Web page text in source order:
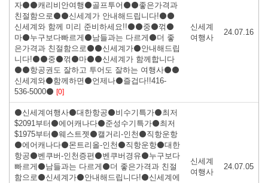
자⚫⚫캐리비안여행⚫골프투어⚫⚫좋은가격과
친절함으로⚫⚫신세계가 안내해드립니다!⚫⚫
신세계와 함께 미리 준비하세요!!⚫⚫중⚫꺾⚫
마⚫누구보다빠르게⚫남들과는 다르게⚫더 좋
은가격과 친절함으로⚫⚫신세계가⚫안내해드립
니다!⚫⚫중⚫꺾⚫마⚫⚫신세계가 함께합니다
⚫⚫항공권도 잘하고 투어도 잘하는 여행사⚫⚫
신세계와⚫함께하면⚫언제나⚫즐겁다!!416-
536-5000⚫ [0]
신세계
여행사
24.07.16
⚫신세계여행사⚫대한항공⚫비수기특가⚫최저
$2091부터⚫에어캐나다⚫준성수기특가⚫최저
$1975부터⚫웨스트젯⚫캘거리-인천⚫직항운항
⚫에어캐나다⚫몬트리올-인천⚫직항운항⚫대한
항공⚫벤쿠버-인천증편⚫벤쿠버경유⚫누구보다
빠르게⚫남들과는 다르게⚫더 좋은가격과 친절
함으로⚫신세계가⚫안내해드립니다!⚫신세계에
신세계
여행사
24.07.05